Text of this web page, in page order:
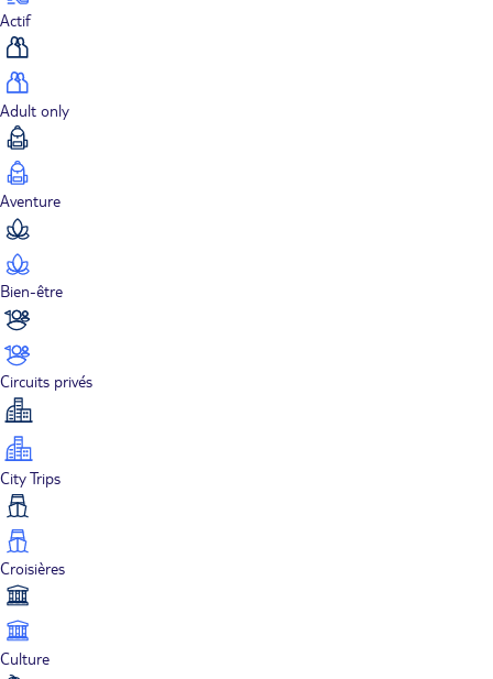
Actif
Adult only
Aventure
Bien-être
Circuits privés
City Trips
Croisières
Culture